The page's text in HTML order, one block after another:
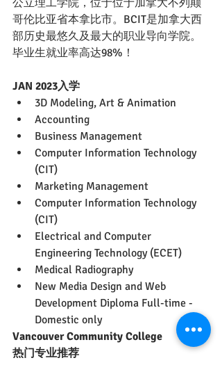
公立理工学院，位于位于加拿大不列颠
哥伦比亚省本拿比市。BCIT是加拿大西
部历史最悠久及最大的职业导向学院。
毕业生就业率高达98%！
JAN 2023入学
3D Modeling, Art & Animation
Accounting
Business Management
Computer Information Technology
(CIT)
Marketing Management
Computer Information Technology
(CIT)
Electrical and Computer
Engineering Technology (ECET)
Medical Radiography
New Media Design and Web
Development Diploma Full-time -
Domestic only
Vancouver Community College
热门专业推荐